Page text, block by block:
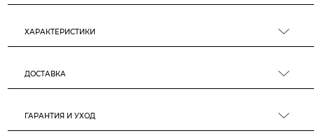
ХАРАКТЕРИСТИКИ
ДОСТАВКА
ГАРАНТИЯ И УХОД